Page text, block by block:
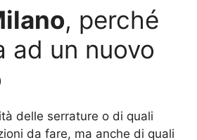
, perché
ad un nuovo
delle serrature o di quali
da fare, ma anche di quali